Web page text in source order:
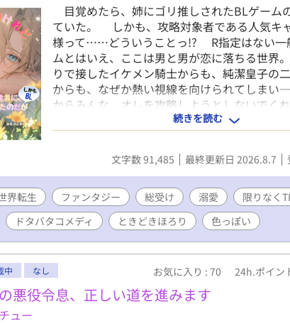
目覚めたら、姉にゴリ推しされたBLゲーム
ていた。 しかも、攻略対象者である人気キ
様って……どういうことっ!? ​R指定はない一
ムとはいえ、ここは男と男が恋に落ちる世
りで接したイケメン騎士からも、純潔皇子の
からも、なぜか熱い視線を向けられてしま
からみんな、オレを攻略しようとしないで
り来る恋愛フラグを全力でへし折りたい（元）
の、フラグ全折り奮闘記！ ​※全方位から執着
指定はありません（たぶん）。ハッピーエン
【異世界転生 / BLゲーム / 勘違い・愛され /
ーのイメージボードが挿入されています。お含
い。
続きを読む
文字数 91,485 最終更新日 2026.8.7
界転生 ファンタジー 総受け 溺愛
限りなく
ドタバタコメディ ときどきほろり 色っぽい
中 なし お気に入り : 70 24h.ポイン
悪役令息、正しい道を進みます
ュー